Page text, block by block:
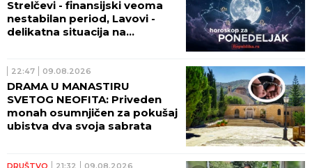
Strelčevi - finansijski veoma
nestabilan period, Lavovi -
delikatna situacija na
22:47 09.08.2026
DRAMA U MANASTIRU
SVETOG NEOFITA: Priveden
monah osumnjičen za pokušaj
ubistva dva svoja sabrata
DRUŠTVO 21:32 09.08.2026